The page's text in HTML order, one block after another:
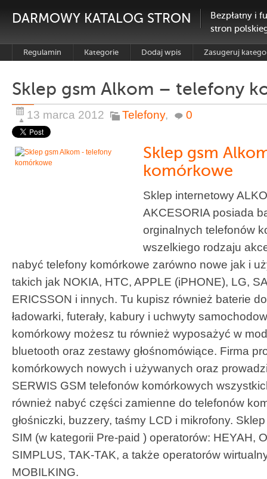
DARMOWY KATALOG STRON
Bezpłatny i
stron
Regulamin Kategorie Dodaj wpis Zasugeruj
Sklep gsm Alkom – telefony
13 marca 2012 Telefony, 0
Sklep gsm
komórkowe
Sklep internetowy
AKCESORIA posiada
orginalnych telefonów
wszelkiego rodzaju
nabyć telefony komórkowe zarówno nowe jak i
takich jak NOKIA, HTC, APPLE (iPHONE), LG,
ERICSSON i innych. Tu kupisz również baterie
ładowarki, futerały, kabury i uchwyty
komórkowy możesz tu również wyposażyć w
bluetooth oraz zestawy głośnomówiące. Firma
komórkowych nowych i używanych oraz
SERWIS GSM telefonów komórkowych
również nabyć części zamienne do telefonów
głośniczki, buzzery, taśmy LCD i mikrofony.
SIM (w kategorii Pre-paid ) operatorów: HEYAH,
SIMPLUS, TAK-TAK, a także operatorów
MOBILKING.